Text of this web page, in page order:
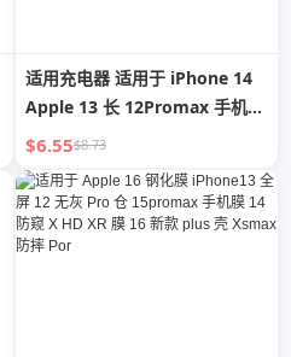
适用充电器 适用于 iPhone 14
Apple 13 长 12Promax 手机
PD 快充 X 数据线 XR 车载 iPad
平板 6S 闪充 IOS 充电 2 M 8P
充电线
$6.55$8.73